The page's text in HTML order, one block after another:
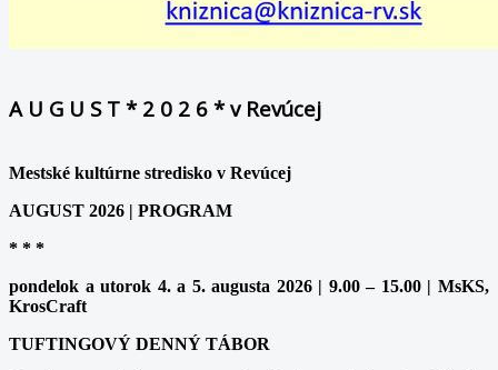
A U G U S T * 2 0 2 6 * v Revúcej
Mestské kultúrne stredisko v Revúcej
AUGUST 2026 | PROGRAM
* * *
pondelok a utorok 4. a 5. augusta 2026 | 9.00 – 15.00 | MsKS,
KrosCraft
TUFTINGOVÝ DENNÝ TÁBOR